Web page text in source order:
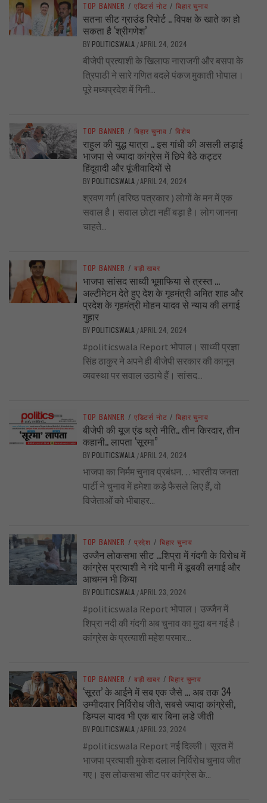
TOP BANNER / एडिटर्स नोट / बिहार चुनाव
सतना सीट ग्राउंड रिपोर्ट .. विपक्ष के खाते का हो
सकता है ‘श्रीगणेश’
BY POLITICSWALA /APRIL 24, 2024
बीजेपी प्रत्याशी के खिलाफ नाराजगी और बसपा के
त्रिपाठी ने सारे गणित बदले पंकज मुकाती भोपाल।
पूरे मध्यप्रदेश में गिनी...
TOP BANNER / बिहार चुनाव / विशेष
राहुल की युद्ध यात्रा .. इस गांधी की असली लड़ाई
भाजपा से ज्यादा कांग्रेस में छिपे बैठे कट्टर
हिंदूवादी और पूंजीवादियों से
BY POLITICSWALA /APRIL 24, 2024
श्रवण गर्ग (वरिष्ठ पत्रकार ) लोगों के मन में एक
सवाल है। सवाल छोटा नहीं बड़ा है। लोग जानना
चाहते...
TOP BANNER / बड़ी खबर
भाजपा सांसद साध्वी भूमाफिया से त्रस्त …
अल्टीमेटम देते हुए देश के गृहमंत्री अमित शाह और
प्रदेश के गृहमंत्री मोहन यादव से न्याय की लगाई
गुहार
BY POLITICSWALA /APRIL 24, 2024
#politicswala Report भोपाल। साध्वी प्रज्ञा
सिंह ठाकुर ने अपने ही बीजेपी सरकार की कानून
व्यवस्था पर सवाल उठाये हैं। सांसद...
TOP BANNER / एडिटर्स नोट / बिहार चुनाव
बीजेपी की यूज एंड थ्रो नीति.. तीन किरदार, तीन
कहानी.. लापता ‘सूरमा”
BY POLITICSWALA /APRIL 24, 2024
भाजपा का निर्मम चुनाव प्रबंधन… भारतीय जनता
पार्टी ने चुनाव में हमेशा कड़े फैसले लिए हैं, वो
विजेताओं को भीबाहर...
TOP BANNER / प्रदेश / बिहार चुनाव
उज्जैन लोकसभा सीट …शिप्रा में गंदगी के विरोध में
कांग्रेस प्रत्याशी ने गंदे पानी में डूबकी लगाई और
आचमन भी किया
BY POLITICSWALA /APRIL 23, 2024
#politicswala Report भोपाल। उज्जैन में
शिप्रा नदी की गंदगी अब चुनाव का मुदा बन गई है।
कांग्रेस के प्रत्याशी महेश परमार...
TOP BANNER / बड़ी खबर / बिहार चुनाव
‘सूरत’ के आईने में सब एक जैसे … अब तक 34
उम्मीदवार निर्विरोध जीते, सबसे ज्यादा कांग्रेसी,
डिम्पल यादव भी एक बार बिना लडे जीती
BY POLITICSWALA /APRIL 23, 2024
#politicswala Report नई दिल्ली। सूरत में
भाजपा प्रत्याशी मुकेश दलाल निर्विरोध चुनाव जीत
गए। इस लोकसभा सीट पर कांग्रेस के...